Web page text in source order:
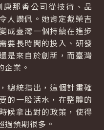
那香公司從技術、品
人讚佩。她肯定戴榮吉
成臺灣一個持續在進步
要長時間的投入、研發
是來自於創新，而臺灣
企業。
總統指出，這個計畫確
的一股活水，在整體的
候拿出對的政策，使得
預期很多。